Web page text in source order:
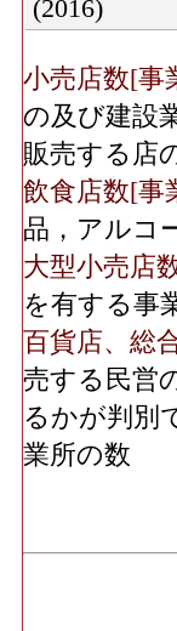
その他･従
その他･売
(2016)
無店舗･事
無店舗･従
品、野菜・
飲食料･事業
実、食肉、
飲食料･従業
実、食肉、
飲食料･売
果実、食肉
使用する売
機械器具･
具小売業」
機械器具･事
営む事業所
(2016)
小売店数[事
の及び建設
販売する店
飲食店数[事
品，アルコ
大型小売店
を有する事
百貨店、総
売する民営
るかが判別
業所の数